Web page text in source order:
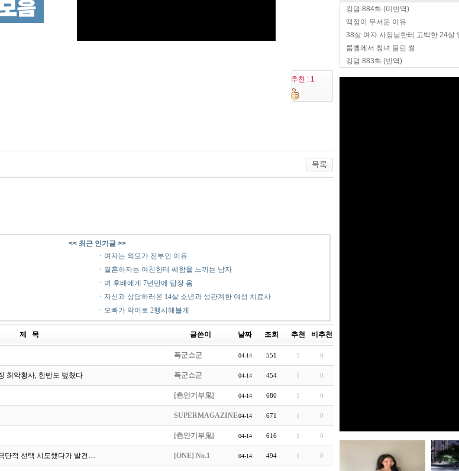
킹덤 884화 (미번역)
떡정이 무서운 이유
38살 여자 사장님한테 고백한 24살
룸빵에서 창녀 울린 썰
킹덤 883화 (번역)
추천 : 1
<< 최근 인기글 >>
ㆍ 여자는 외모가 전부인 이유
ㆍ 결혼하자는 여친한테 쎄함을 느끼는 남자
ㆍ 여 후배에게 7년만에 답장 옴
ㆍ 자신과 상담하러온 14살 소년과 성관계한 여성 치료사
ㆍ 오빠가 악어로 2행시해볼게
제 목 글쓴이 날짜 조회 추천 비추천
폭군쇼군 04-14 551 1 0
최악황사, 한반도 덮쳤다 폭군쇼군 04-14 454 1 0
[色안기부鬼] 04-14 680 1 0
SUPERMAGAZINE04-14 671 1 0
[色안기부鬼] 04-14 616 1 0
단적 선택 시도했다가 발견… [ONE] No.1 04-14 494 1 0